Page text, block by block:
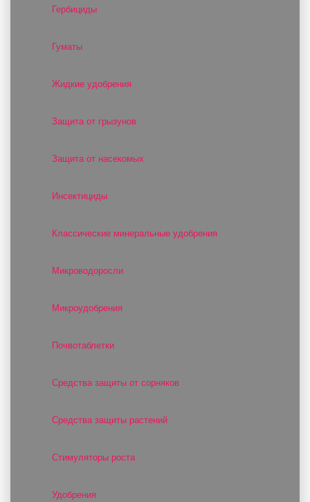
Гербициды
Гуматы
Жидкие удобрения
Защита от грызунов
Защита от насекомых
Инсектициды
Классические минеральные удобрения
Микроводоросли
Микроудобрения
Почвотаблетки
Средства защиты от сорняков
Средства защиты растений
Стимуляторы роста
Удобрения